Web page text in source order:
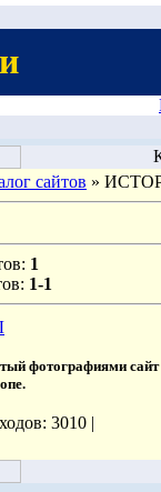
сайтов »
1
1-1
фотографиями
3010 |